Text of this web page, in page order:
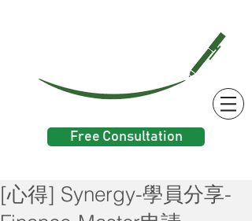
Free Consultation
[心得] Synergy-學員分享-